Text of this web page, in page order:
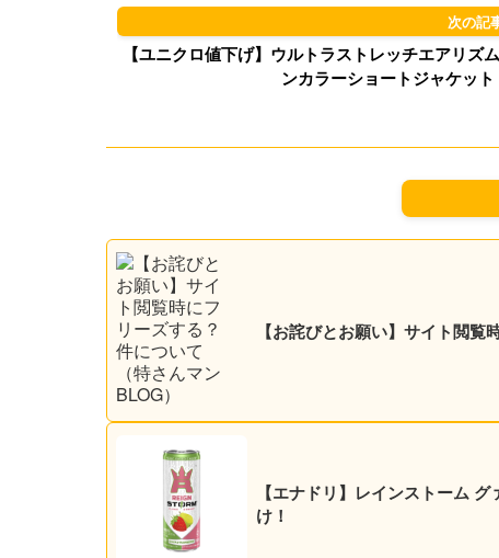
【ユニクロ値下げ】ウルトラストレッチエアリ
ンカラーショートジャケット
【お詫びとお願い】サイト閲覧
【エナドリ】レインストーム
け！